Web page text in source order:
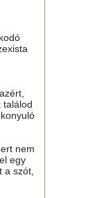
találod
nem
egy
a szót,